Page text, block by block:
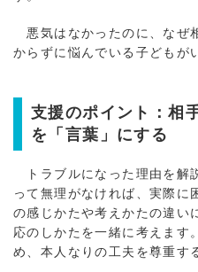
悪気はなかったのに、なぜ
からずに悩んでいる子どもが
支援のポイント：相
を「言葉」にする
トラブルになった理由を解
って無理がなければ、実際に
の感じかたや考えかたの違い
応のしかたを一緒に考えます
め、本人なりの工夫を尊重す